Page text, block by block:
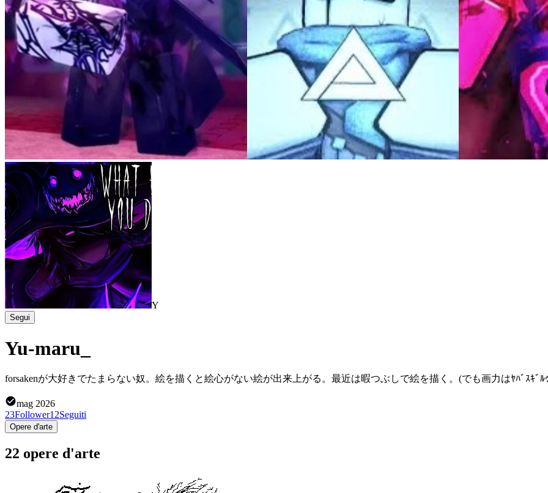
Y
Segui
Yu-maru_
forsakenが大好きでたまらない奴。絵を描くと絵心がない絵が出来上がる。最近は暇つぶしで絵を描く。(でも画力はﾔﾊﾞｽｷﾞﾙ
mag 2026
23Follower12Seguiti
Opere d'arte
22 opere d'arte